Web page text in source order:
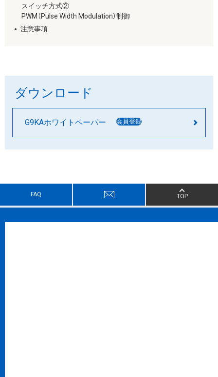
スイッチ⽅式②
PWM（Pulse Width Modulation）制御
注意事項
ダウンロード
G9KAホワイトペーパー 会員登録
FAQ TOP